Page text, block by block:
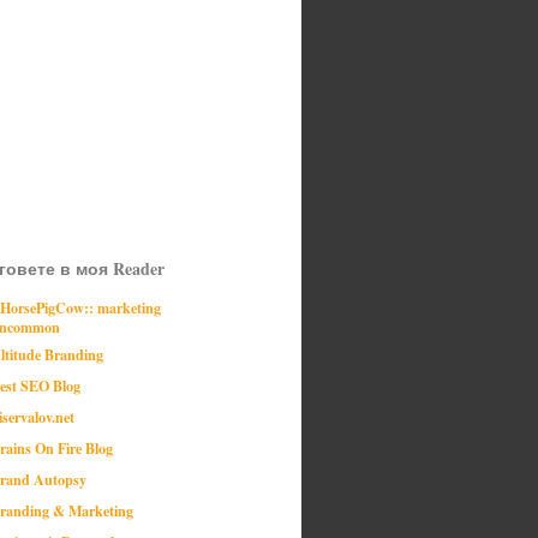
в моя Reader
marketing
Branding
SEO Blog
On Fire Blog
Autopsy
& Marketing